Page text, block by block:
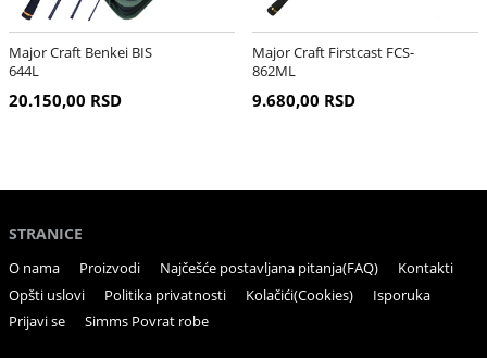
Major Craft Benkei BIS
644L
20.150,00 RSD
Major Craft Firstcast FCS-
862ML
9.680,00 RSD
STRANICE
O nama Proizvodi Najčešće postavljana pitanja(FAQ)
Kontakti
Opšti uslovi
Politika privatnosti Kolačići(Cookies)
Isporuka
Prijavi se
Simms Povrat robe